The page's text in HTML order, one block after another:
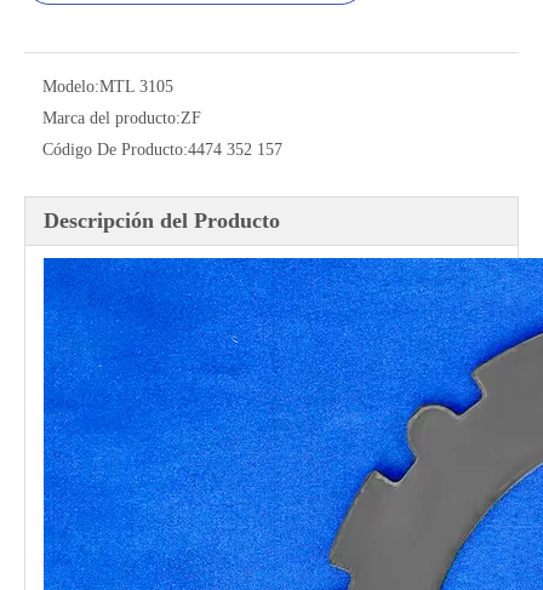
Modelo:MTL 3105
Marca del producto:ZF
Código De Producto:4474 352 157
Descripción del Producto